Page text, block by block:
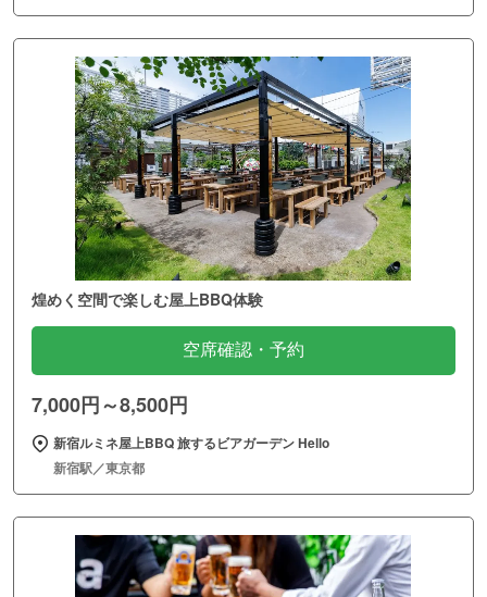
煌めく空間で楽しむ屋上BBQ体験
空席確認・予約
7,000円～8,500円
新宿ルミネ屋上BBQ 旅するビアガーデン Hello
新宿駅／東京都